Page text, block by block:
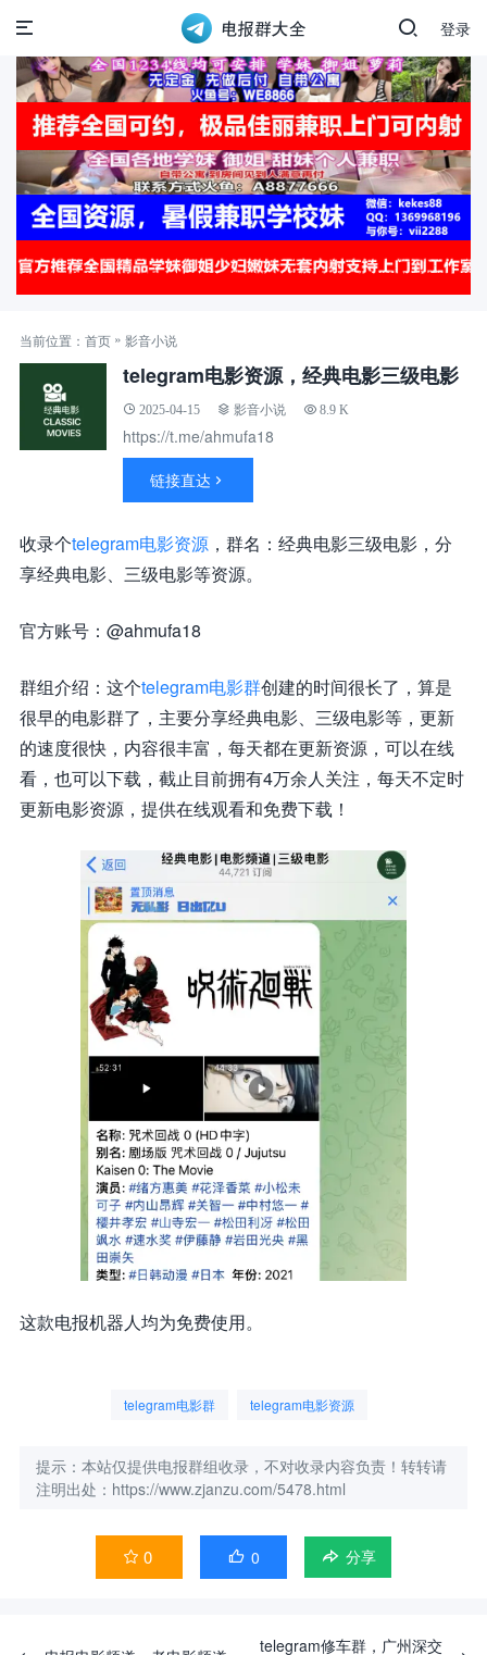
登录
当前位置： 首页 » 影音小说
telegram电影资源，经典电影三级电影
2025-04-15 影音小说 8.9 K
https://t.me/ahmufa18
链接直达 
收录个telegram电影资源 ，群名：经典电影三级电影，分
享经典电影、三级电影等资源。
官方账号：@ahmufa18
群组介绍：这个telegram电影群创建的时间很长了，算是
很早的电影群了，主要分享经典电影、三级电影等，更新
的速度很快，内容很丰富，每天都在更新资源，可以在线
看，也可以下载，截止目前拥有4万余人关注，每天不定时
更新电影资源，提供在线观看和免费下载！
这款电报机器人均为免费使用。
telegram电影群 telegram电影资源
提示：本站仅提供电报群组收录，不对收录内容负责！转转请
注明出处：https://www.zjanzu.com/5478.html
 0  0 分享
telegram修车群，广州深交